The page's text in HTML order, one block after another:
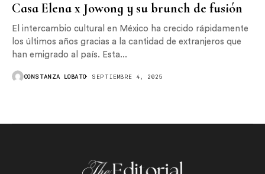
Casa Elena x Jowong y su brunch de fusión
El intercambio cultural en México ha crecido rápidamente
los últimos años gracias a la cantidad de extranjeros que
han emigrado al país. Esta...
CONSTANZA LOBATO SEPTIEMBRE 4, 2025